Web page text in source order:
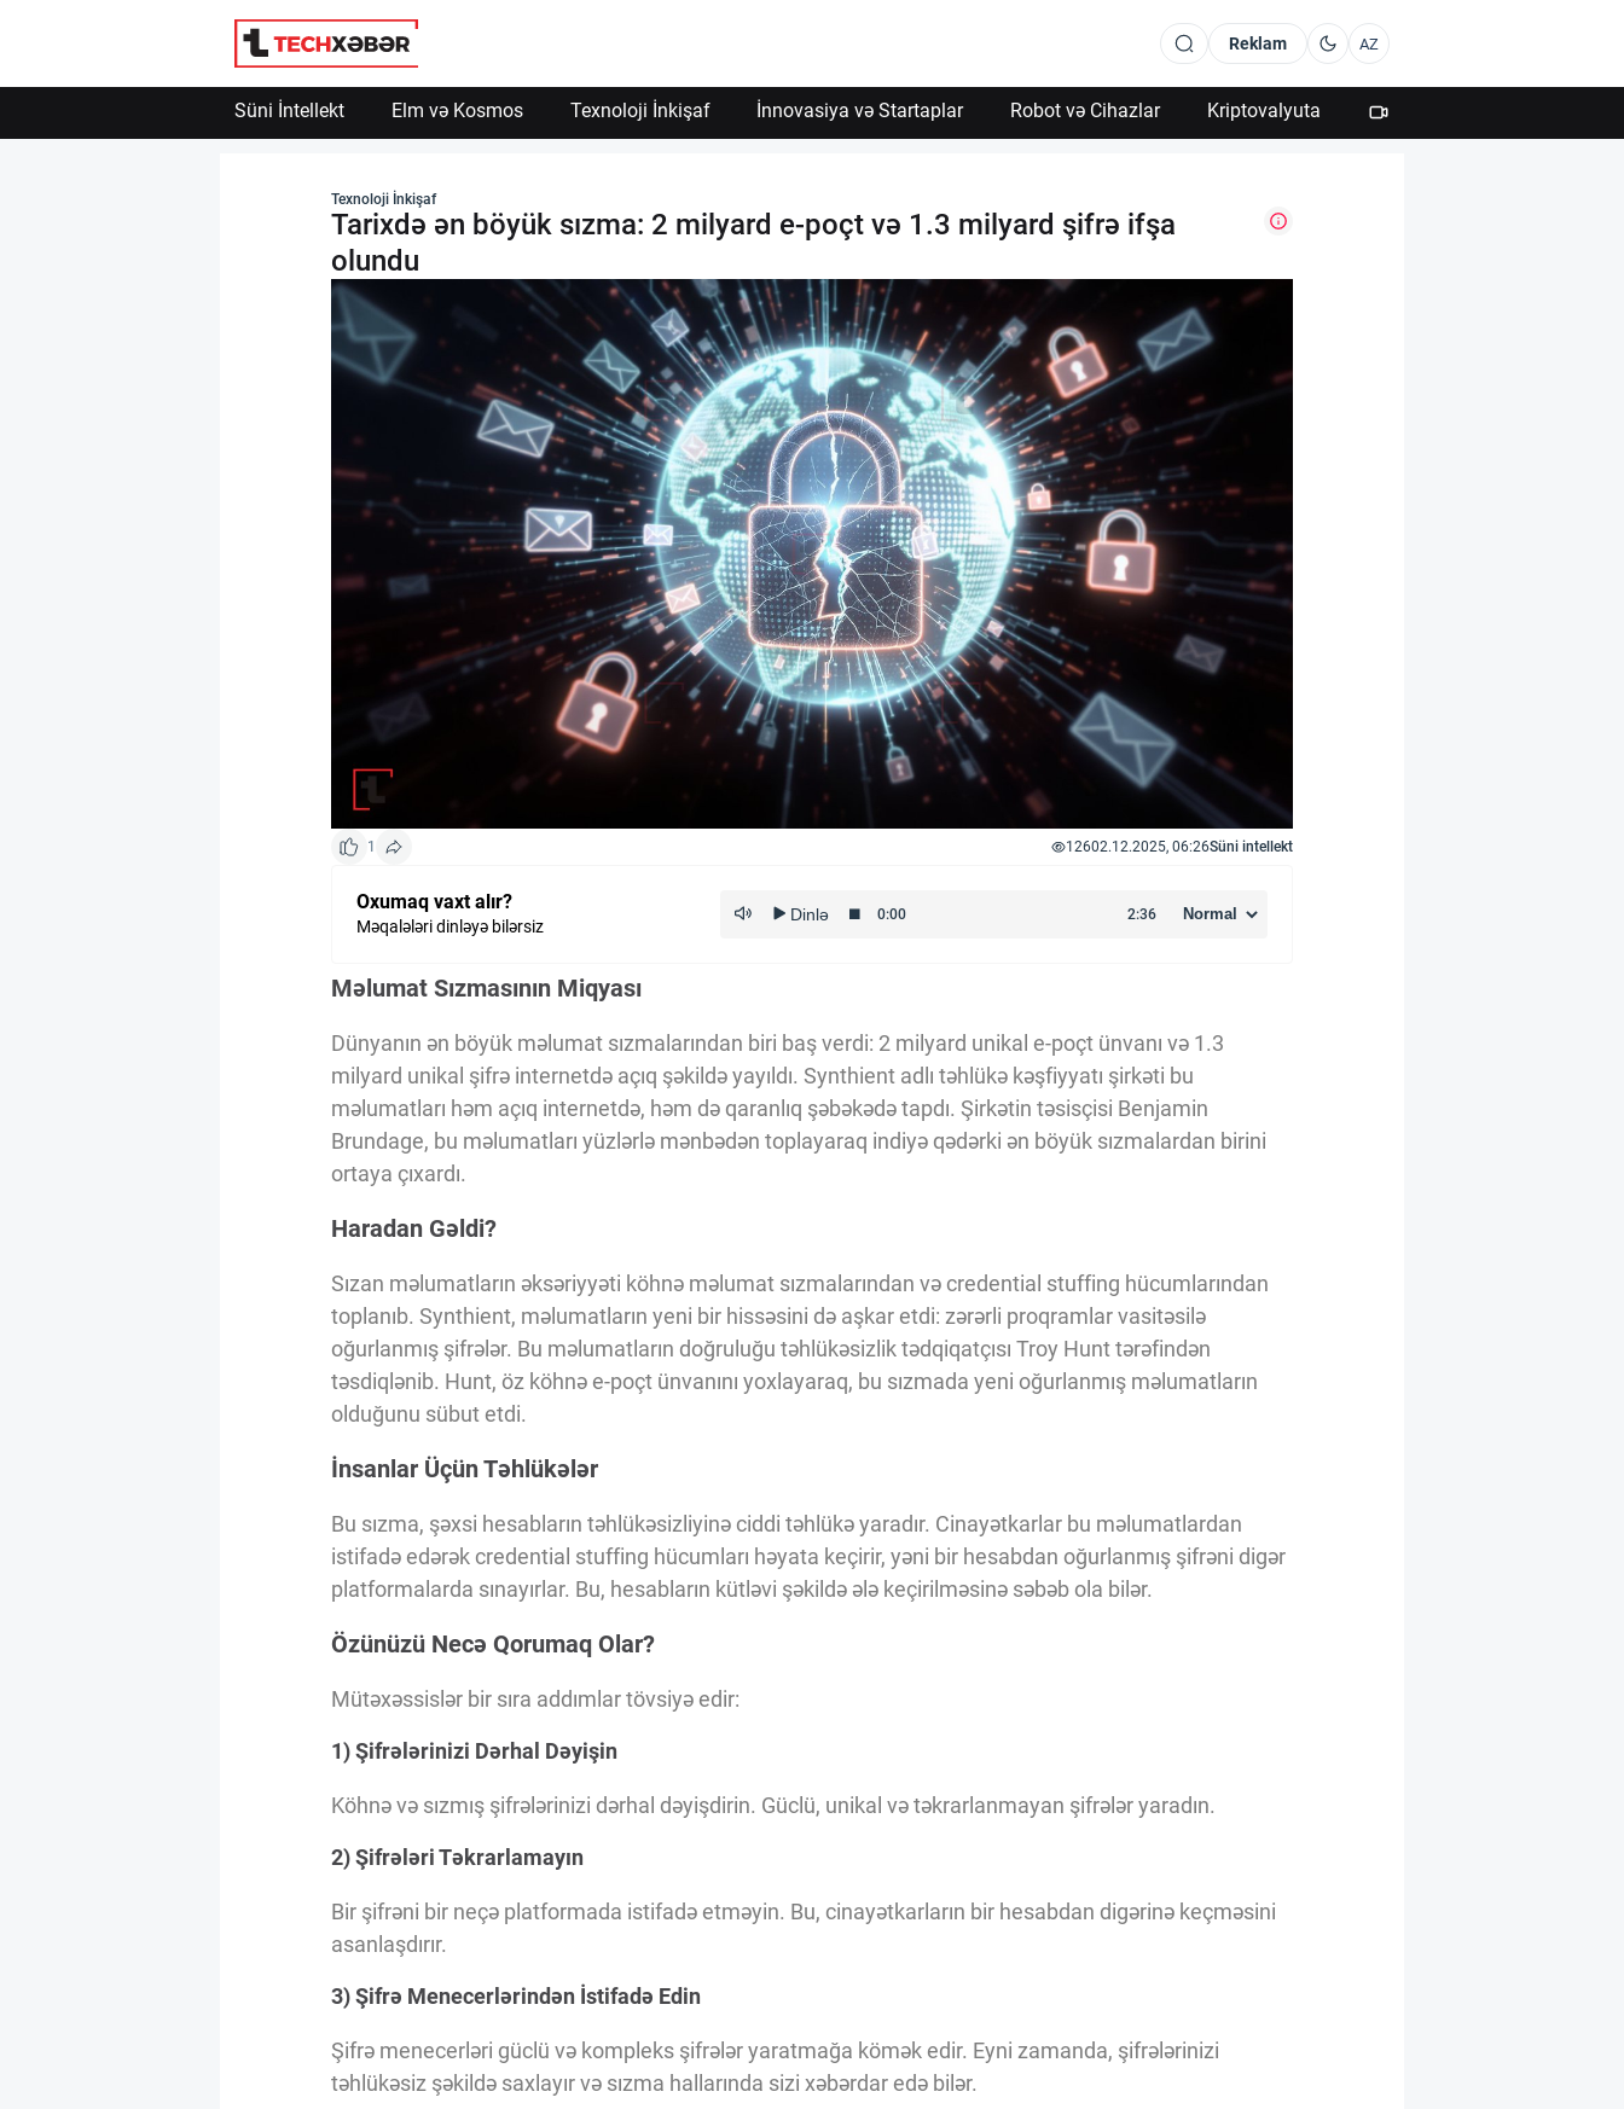
Powered by SendPulse
Reklam AZ
Süni İntellekt Elm və Kosmos Texnoloji İnkişaf İnnovasiya və Startaplar Robot və Cihazlar Kriptovalyuta
Süni İntellekt
Elm və Kosmos
Texnoloji İnkişaf
İnnovasiya və Startaplar
Robot və Cihazlar
Kriptovalyuta
ÇƏRƏZLƏR SİYASƏTİ
İSTIFADƏ ŞƏRTLƏRİ
MƏXFİLİK SİYASƏTİ
Haqqımızda
Vizyoner Baxışı
Innovasiya Bələdçisi
Gələcəyin Təhlili
Texnoloji İnkişaf
Tarixdə ən böyük sızma: 2 milyard e-poçt və 1.3 milyard şifrə ifşa
olundu
1 12602.12.2025, 06:26Süni intellekt
Oxumaq vaxt alır?
Məqalələri dinləyə bilərsiz
Məlumat Sızmasının Miqyası
Dünyanın ən böyük məlumat sızmalarından biri baş verdi: 2 milyard unikal e-poçt ünvanı və 1.3
milyard unikal şifrə internetdə açıq şəkildə yayıldı. Synthient adlı təhlükə kəşfiyyatı şirkəti bu
məlumatları həm açıq internetdə, həm də qaranlıq şəbəkədə tapdı. Şirkətin təsisçisi Benjamin
Brundage, bu məlumatları yüzlərlə mənbədən toplayaraq indiyə qədərki ən böyük sızmalardan birini
ortaya çıxardı.
Haradan Gəldi?
Sızan məlumatların əksəriyyəti köhnə məlumat sızmalarından və credential stuffing hücumlarından
toplanıb. Synthient, məlumatların yeni bir hissəsini də aşkar etdi: zərərli proqramlar vasitəsilə
oğurlanmış şifrələr. Bu məlumatların doğruluğu təhlükəsizlik tədqiqatçısı Troy Hunt tərəfindən
təsdiqlənib. Hunt, öz köhnə e-poçt ünvanını yoxlayaraq, bu sızmada yeni oğurlanmış məlumatların
olduğunu sübut etdi.
İnsanlar Üçün Təhlükələr
Bu sızma, şəxsi hesabların təhlükəsizliyinə ciddi təhlükə yaradır. Cinayətkarlar bu məlumatlardan
istifadə edərək credential stuffing hücumları həyata keçirir, yəni bir hesabdan oğurlanmış şifrəni digər
platformalarda sınayırlar. Bu, hesabların kütləvi şəkildə ələ keçirilməsinə səbəb ola bilər.
Özünüzü Necə Qorumaq Olar?
Mütəxəssislər bir sıra addımlar tövsiyə edir:
1) Şifrələrinizi Dərhal Dəyişin
Köhnə və sızmış şifrələrinizi dərhal dəyişdirin. Güclü, unikal və təkrarlanmayan şifrələr yaradın.
2) Şifrələri Təkrarlamayın
Bir şifrəni bir neçə platformada istifadə etməyin. Bu, cinayətkarların bir hesabdan digərinə keçməsini
asanlaşdırır.
3) Şifrə Menecerlərindən İstifadə Edin
Şifrə menecerləri güclü və kompleks şifrələr yaratmağa kömək edir. Eyni zamanda, şifrələrinizi
təhlükəsiz şəkildə saxlayır və sızma hallarında sizi xəbərdar edə bilər.